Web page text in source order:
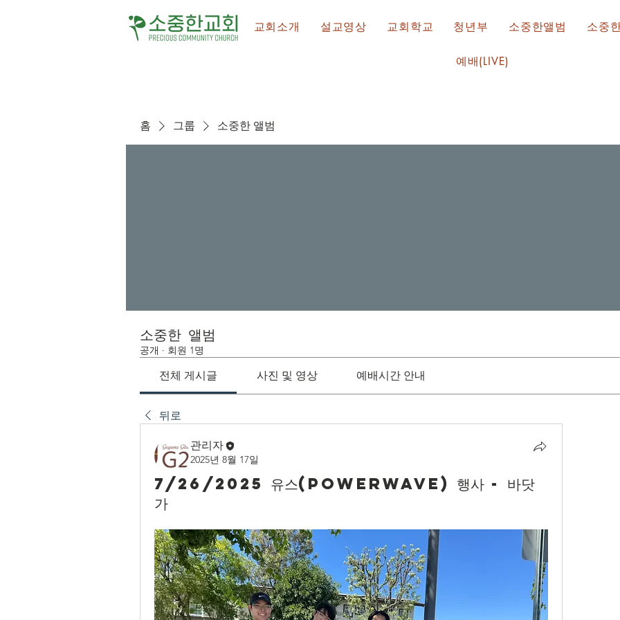
교회소개 설교영상 교회학교 청년부 소중한앨범 소중
예배(LIVE)
홈 그룹 소중한 앨범
소중한 앨범
공개 · 회원 1명
전체 게시글 사진 및 영상 예배시간 안내
뒤로
관리자
2025년 8월 17일
7/26/2025 유스(PowerWave) 행사 - 바닷
가